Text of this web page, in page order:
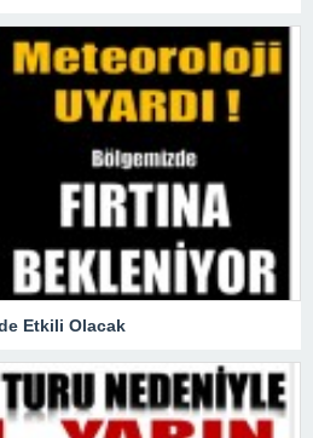
Etkili Olacak